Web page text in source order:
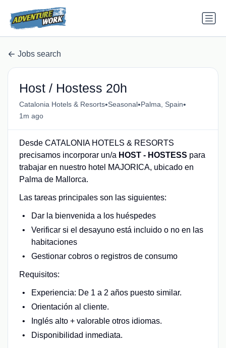
Jobs search
Host / Hostess 20h
Catalonia Hotels & Resorts•Seasonal•Palma, Spain•
1m ago
Desde CATALONIA HOTELS & RESORTS
precisamos incorporar un/a HOST - HOSTESS para
trabajar en nuestro hotel MAJORICA, ubicado en
Palma de Mallorca.
Las tareas principales son las siguientes:
Dar la bienvenida a los huéspedes
Verificar si el desayuno está incluido o no en las
habitaciones
Gestionar cobros o registros de consumo
Requisitos:
Experiencia: De 1 a 2 años puesto similar.
Orientación al cliente.
Inglés alto + valorable otros idiomas.
Disponibilidad inmediata.